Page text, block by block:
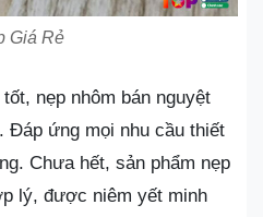
Giá Rẻ
nẹp nhôm bán nguyệt
Đáp ứng mọi nhu cầu thiết
Chưa hết, sản phẩm nẹp
lý, được niêm yết minh